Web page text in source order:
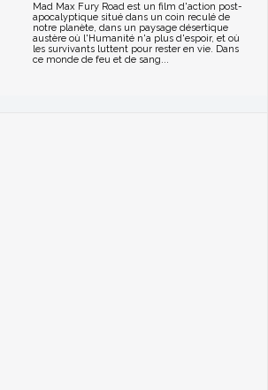
Mad Max Fury Road est un film d'action post-
apocalyptique situé dans un coin reculé de
notre planète, dans un paysage désertique
austère où l'Humanité n'a plus d'espoir, et où
les survivants luttent pour rester en vie. Dans
ce monde de feu et de sang...